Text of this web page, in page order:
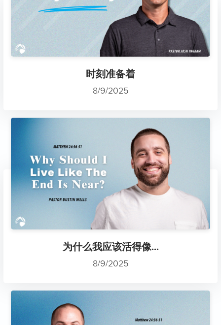
时刻准备着
8/9/2025
为什么我应该活得像...
8/9/2025